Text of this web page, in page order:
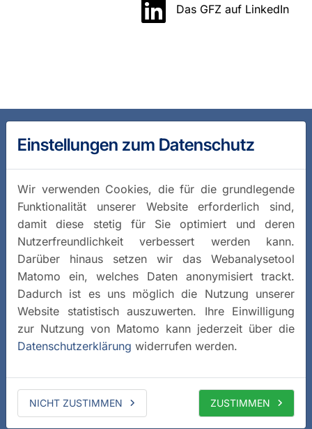
Das GFZ auf LinkedIn
Einstellungen zum Datenschutz
Wir verwenden Cookies, die für die grundlegende
Funktionalität unserer Website erforderlich sind,
damit diese stetig für Sie optimiert und deren
Nutzerfreundlichkeit verbessert werden kann.
Darüber hinaus setzen wir das Webanalysetool
Matomo ein, welches Daten anonymisiert trackt.
Dadurch ist es uns möglich die Nutzung unserer
Website statistisch auszuwerten. Ihre Einwilligung
zur Nutzung von Matomo kann jederzeit über die
Datenschutzerklärung widerrufen werden.
NICHT ZUSTIMMEN ZUSTIMMEN